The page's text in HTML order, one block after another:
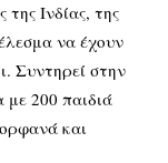
Ινδίας, της
να έχουν
Συντηρεί στην
με 200 παιδιά
και